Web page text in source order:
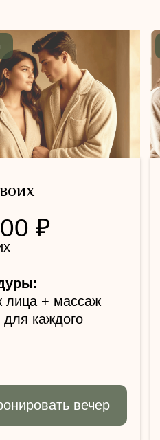
лица + массаж
для каждого
₽
вечер